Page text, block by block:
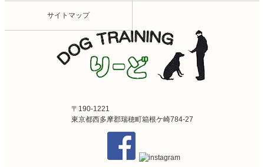
サイトマップ
〒190-1221
東京都西多摩郡瑞穂町箱根ケ崎784-27